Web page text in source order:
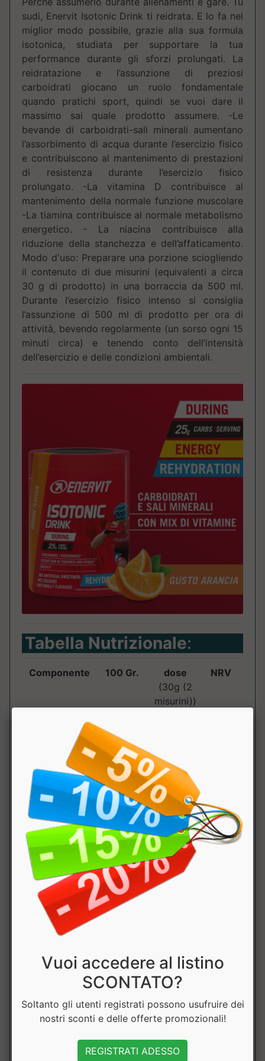
sudi, Enervit Isotonic Drink ti reidrata. E lo fa nel
miglior modo possibile, grazie alla sua formula
isotonica, studiata per supportare la tua
performance durante gli sforzi prolungati. La
reidratazione e l’assunzione di preziosi
carboidrati giocano un ruolo fondamentale
quando pratichi sport, quindi se vuoi dare il
massimo sai quale prodotto assumere. -Le
bevande di carboidrati-sali minerali aumentano
l’assorbimento di acqua durante l’esercizio fisico
e contribuiscono al mantenimento di prestazioni
di resistenza durante l’esercizio fisico
prolungato. -La vitamina D contribuisce al
mantenimento della normale funzione muscolare
-La tiamina contribuisce al normale metabolismo
energetico. - La niacina contribuisce alla
riduzione della stanchezza e dell’affaticamento.
Modo d'uso: Preparare una porzione sciogliendo
il contenuto di due misurini (equivalenti a circa
30 g di prodotto) in una borraccia da 500 ml.
Durante l’esercizio fisico intenso si consiglia
l’assunzione di 500 ml di prodotto per ora di
attività, bevendo regolarmente (un sorso ogni 15
minuti circa) e tenendo conto dell’intensità
dell’esercizio e delle condizioni ambientali.
Tabella Nutrizionale:
Componente 100 Gr.
dose
(30g (2
misurini))
NRV
1443 433
Grassi 0g 0g
di cui acidi
grassi saturi
0g 0g
Carboidrati 85g 25g
di cui
zuccheri
75g
Proteine 0g
2.5)
2g 0.6g
Vuoi accedere al listino
SCONTATO?
Soltanto gli utenti registrati possono usufruire dei
nostri sconti e delle offerte promozionali!
REGISTRATI ADESSO